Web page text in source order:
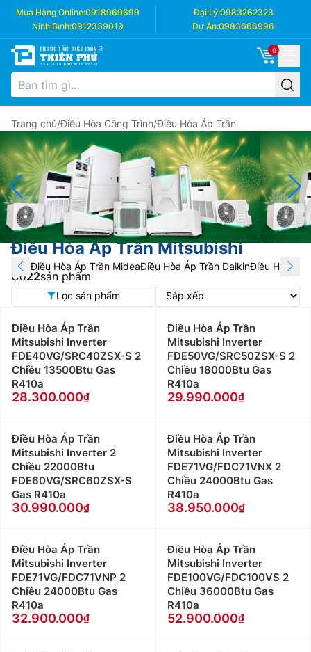
Mua Hàng Online:0918969699 Đại Lý:0983262323
Ninh Bình:0912339019 Dự Án:0983666996
0
Trang chủ/Điều Hòa Công Trình/Điều Hòa Áp Trần
Điều Hòa Áp Trần Mitsubishi
Điều Hòa Áp Trần MideaĐiều Hòa Áp Trần DaikinĐiều Hòa Áp
Có22sản phẩm
Lọc sản phẩm
Điều Hòa Áp Trần
Mitsubishi Inverter
FDE40VG/SRC40ZSX-S 2
Chiều 13500Btu Gas
R410a
28.300.000
Điều Hòa Áp Trần
Mitsubishi Inverter
FDE50VG/SRC50ZSX-S 2
Chiều 18000Btu Gas
R410a
29.990.000
Điều Hòa Áp Trần
Mitsubishi Inverter 2
Chiều 22000Btu
FDE60VG/SRC60ZSX-S
Gas R410a
30.990.000
Điều Hòa Áp Trần
Mitsubishi Inverter
FDE71VG/FDC71VNX 2
Chiều 24000Btu Gas
R410a
38.950.000
Điều Hòa Áp Trần
Mitsubishi Inverter
FDE71VG/FDC71VNP 2
Chiều 24000Btu Gas
R410a
32.900.000
Điều Hòa Áp Trần
Mitsubishi Inverter
FDE100VG/FDC100VS 2
Chiều 36000Btu Gas
R410a
52.900.000